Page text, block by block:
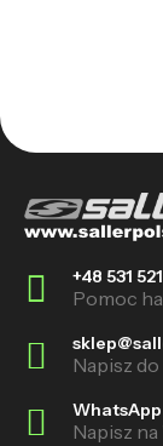
+48 531
Pomoc
Napisz do
WhatsApp
Napisz